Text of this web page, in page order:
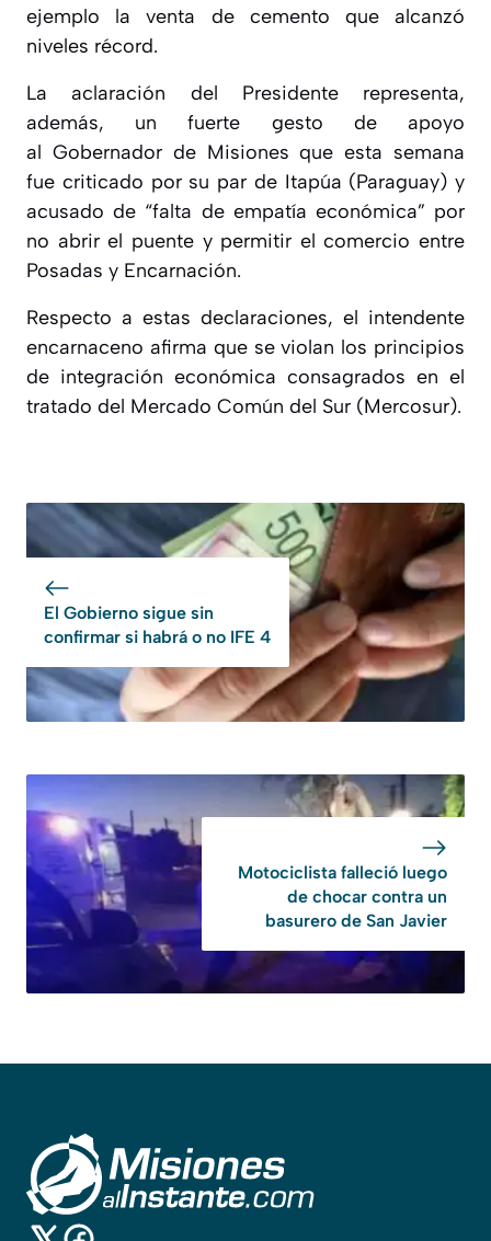
ejemplo la venta de cemento que alcanzó
niveles récord.
La aclaración del Presidente representa,
además, un fuerte gesto de apoyo
al Gobernador de Misiones que esta semana
fue criticado por su par de Itapúa (Paraguay) y
acusado de “falta de empatía económica” por
no abrir el puente y permitir el comercio entre
Posadas y Encarnación.
Respecto a estas declaraciones, el intendente
encarnaceno afirma que se violan los principios
de integración económica consagrados en el
tratado del Mercado Común del Sur (Mercosur).
El Gobierno sigue sin
confirmar si habrá o no IFE 4
Motociclista falleció luego
de chocar contra un
basurero de San Javier